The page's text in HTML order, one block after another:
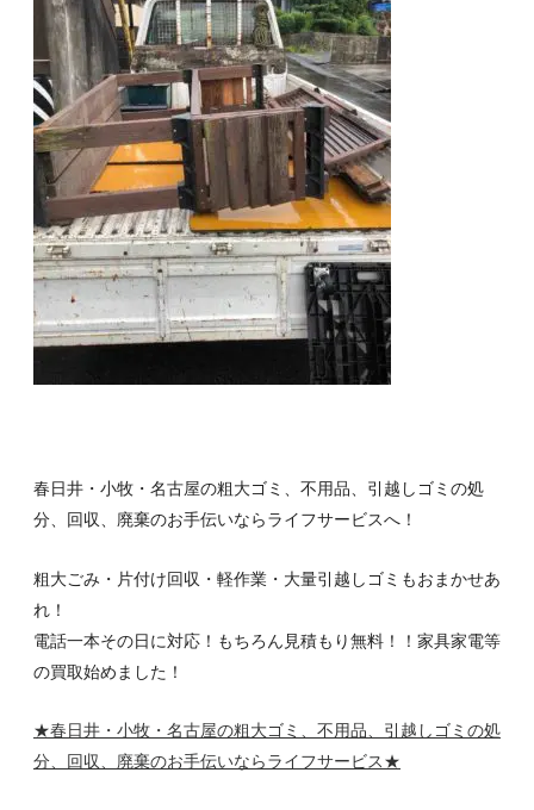
春日井・小牧・名古屋の粗大ゴミ、不用品、引越しゴミの処
分、回収、廃棄のお手伝いならライフサービスへ！
粗大ごみ・片付け回収・軽作業・大量引越しゴミもおまかせあ
れ！
電話一本その日に対応！もちろん見積もり無料！！家具家電等
の買取始めました！
★春日井・小牧・名古屋の粗大ゴミ、不用品、引越しゴミの処
分、回収、廃棄のお手伝いならライフサービス★